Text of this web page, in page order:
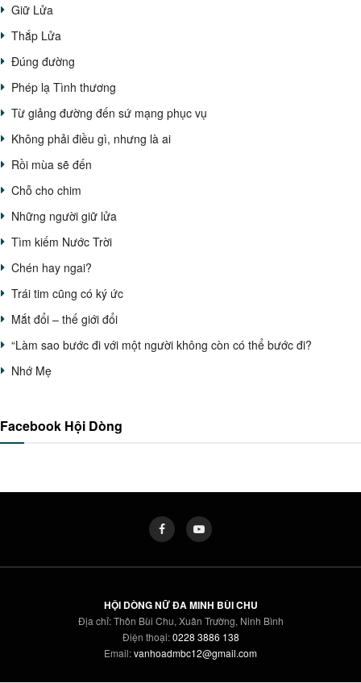
Giữ Lửa
Thắp Lửa
Đúng đường
Phép lạ Tình thương
Từ giảng đường đến sứ mạng phục vụ
Không phải điều gì, nhưng là ai
Rồi mùa sẽ đến
Chỗ cho chim
Những người giữ lửa
Tìm kiếm Nước Trời
Chén hay ngai?
Trái tim cũng có ký ức
Mắt đổi – thế giới đổi
“Làm sao bước đi với một người không còn có thể bước đi?
Nhớ Mẹ
Facebook Hội Dòng
HỘI DÒNG NỮ ĐA MINH BÙI CHU
Địa chỉ: Thôn Bùi Chu, Xuân Trường, Ninh Bình
Điện thoại:0228 3886 138
Email:vanhoadmbc12@gmail.com